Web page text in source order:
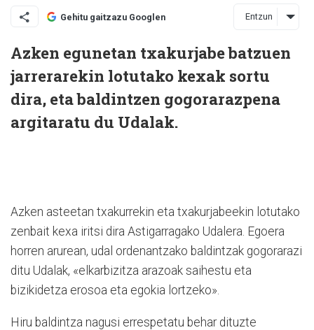
Gehitu gaitzazu Googlen Entzun
Azken egunetan txakurjabe batzuen
jarrerarekin lotutako kexak sortu
dira, eta baldintzen gogorarazpena
argitaratu du Udalak.
Azken asteetan txakurrekin eta txakurjabeekin lotutako
zenbait kexa iritsi dira Astigarragako Udalera. Egoera
horren arurean, udal ordenantzako baldintzak gogorarazi
ditu Udalak, «elkarbizitza arazoak saihestu eta
bizikidetza erosoa eta egokia lortzeko».
Hiru baldintza nagusi errespetatu behar dituzte